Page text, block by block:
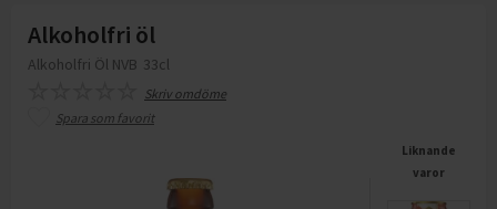
Alkoholfri öl
Alkoholfri Öl NVB 33cl
Skriv omdöme
Spara som favorit
Liknande
varor